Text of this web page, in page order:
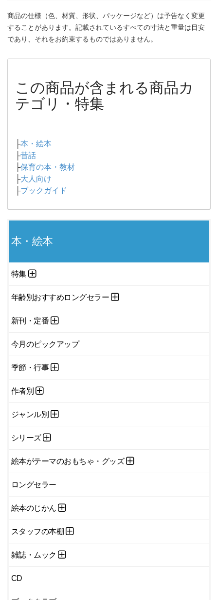
商品の仕様（色、材質、形状、パッケージなど）は予告なく変更
することがあります。記載されているすべての寸法と重量は目安
であり、それをお約束するものではありません。
この商品が含まれる商品カ
テゴリ・特集
├本・絵本
├昔話
├保育の本・教材
├大人向け
├ブックガイド
本・絵本
特集
年齢別おすすめロングセラー
新刊・定番
今月のピックアップ
季節・行事
作者別
ジャンル別
シリーズ
絵本がテーマのおもちゃ・グッズ
ロングセラー
絵本のじかん
スタッフの本棚
雑誌・ムック
CD